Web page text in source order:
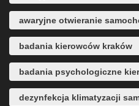
awaryjne otwieranie
badania kierowców kraków
badania psychologiczne
dezynfekcja klimatyzacji